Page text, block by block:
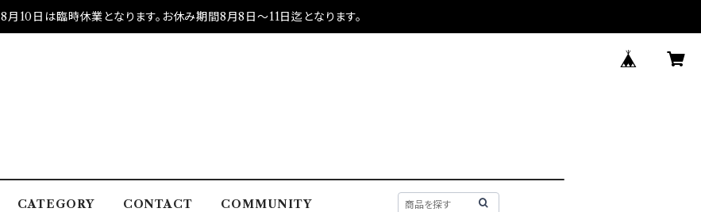
8月10日は臨時休業となります。お休み期間8月8日～11日迄となります。
CATEGORY CONTACT COMMUNITY